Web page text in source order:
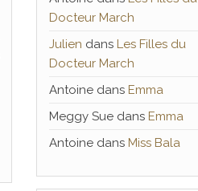
Docteur March
Julien dans Les Filles du
Docteur March
Antoinedans Emma
Meggy Suedans Emma
Antoinedans Miss Bala